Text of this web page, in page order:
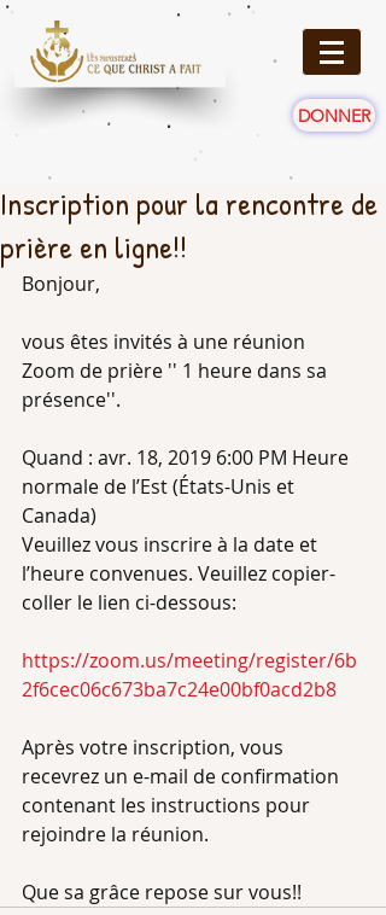
DONNER
Inscription pour la rencontre de
prière en ligne!!
﻿Bonjour,
vous êtes invités à une réunion
Zoom de prière '' 1 heure dans sa
présence''.
Quand : avr. 18, 2019 6:00 PM Heure
normale de l’Est (États-Unis et
Canada)
Veuillez vous inscrire à la date et
l’heure convenues. Veuillez copier-
coller le lien ci-dessous:
https://zoom.us/meeting/register/6b
2f6cec06c673ba7c24e00bf0acd2b8
Après votre inscription, vous
recevrez un e-mail de confirmation
contenant les instructions pour
rejoindre la réunion.
Que sa grâce repose sur vous!!